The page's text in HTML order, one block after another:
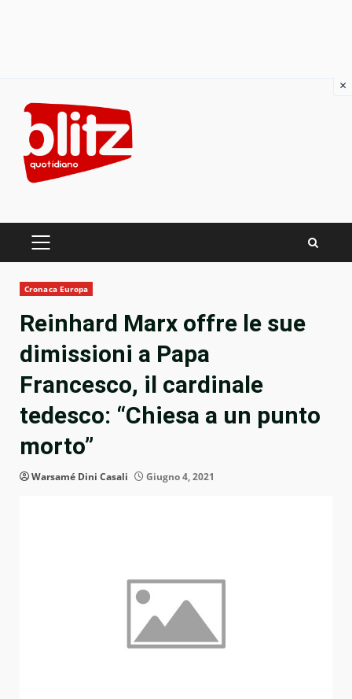
content
PRIMARY
Cronaca Europa
Reinhard Marx offre le sue
dimissioni a Papa
Francesco, il cardinale
tedesco: “Chiesa a un punto
morto”
Warsamé Dini Casali Giugno 4, 2021
×